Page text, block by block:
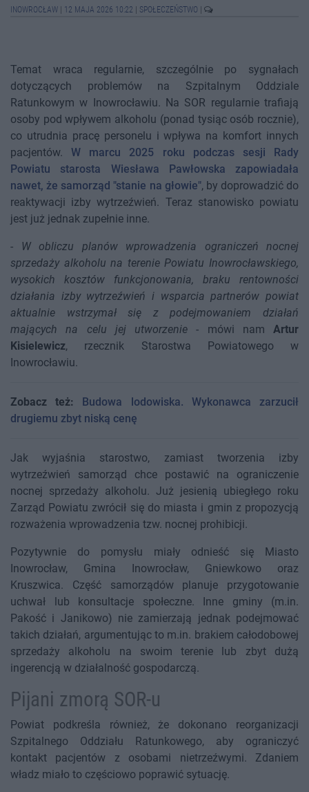
INOWROCŁAW 12 MAJA 2026 10:22 SPOŁECZEŃSTWO
Temat wraca regularnie, szczególnie po sygnałach
dotyczących problemów na Szpitalnym Oddziale
Ratunkowym w Inowrocławiu. Na SOR regularnie trafiają
osoby pod wpływem alkoholu (ponad tysiąc osób rocznie),
co utrudnia pracę personelu i wpływa na komfort innych
pacjentów.W marcu 2025 roku podczas sesji Rady
Powiatu starosta Wiesława Pawłowska zapowiadała
nawet, że samorząd "stanie na głowie", by doprowadzić do
reaktywacji izby wytrzeźwień. Teraz stanowisko powiatu
jest już jednak zupełnie inne.
- W obliczu planów wprowadzenia ograniczeń nocnej
sprzedaży alkoholu na terenie Powiatu Inowrocławskiego,
wysokich kosztów funkcjonowania, braku rentowności
działania izby wytrzeźwień i wsparcia partnerów powiat
aktualnie wstrzymał się z podejmowaniem działań
mających na celu jej utworzenie - mówi nam Artur
Kisielewicz, rzecznik Starostwa Powiatowego w
Inowrocławiu.
Zobacz też:
Budowa lodowiska. Wykonawca zarzucił
drugiemu zbyt niską cenę
Jak wyjaśnia starostwo, zamiast tworzenia izby
wytrzeźwień samorząd chce postawić na ograniczenie
nocnej sprzedaży alkoholu. Już jesienią ubiegłego roku
Zarząd Powiatu zwrócił się do miasta i gmin z propozycją
rozważenia wprowadzenia tzw. nocnej prohibicji.
Pozytywnie do pomysłu miały odnieść się Miasto
Inowrocław, Gmina Inowrocław, Gniewkowo oraz
Kruszwica. Część samorządów planuje przygotowanie
uchwał lub konsultacje społeczne. Inne gminy (m.in.
Pakość i Janikowo) nie zamierzają jednak podejmować
takich działań, argumentując to m.in. brakiem całodobowej
sprzedaży alkoholu na swoim terenie lub zbyt dużą
ingerencją w działalność gospodarczą.
Pijani zmorą SOR-u
Powiat podkreśla również, że dokonano reorganizacji
Szpitalnego Oddziału Ratunkowego, aby ograniczyć
kontakt pacjentów z osobami nietrzeźwymi. Zdaniem
władz miało to częściowo poprawić sytuację.